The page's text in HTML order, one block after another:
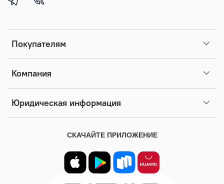
Покупателям
Компания
Юридическая информация
СКАЧАЙТЕ ПРИЛОЖЕНИЕ